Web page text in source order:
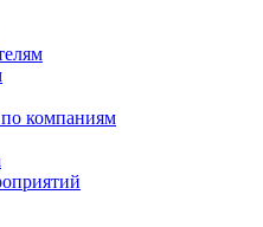
компаниям